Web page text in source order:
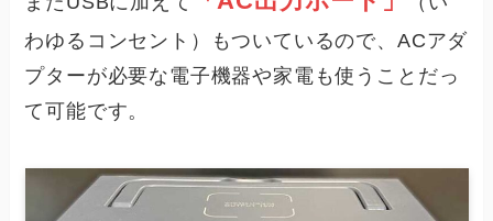
わゆるコンセント）もついているので、ACアダ
プターが必要な電子機器や家電も使うことだっ
て可能です。